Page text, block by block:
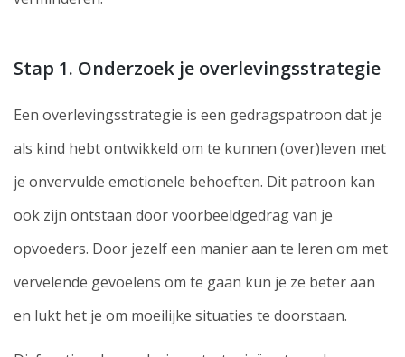
Stap 1. Onderzoek je overlevingsstrategie
Een overlevingsstrategie is een gedragspatroon dat je
als kind hebt ontwikkeld om te kunnen (over)leven met
je onvervulde emotionele behoeften. Dit patroon kan
ook zijn ontstaan door voorbeeldgedrag van je
opvoeders. Door jezelf een manier aan te leren om met
vervelende gevoelens om te gaan kun je ze beter aan
en lukt het je om moeilijke situaties te doorstaan.